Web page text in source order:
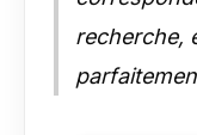
recherche,